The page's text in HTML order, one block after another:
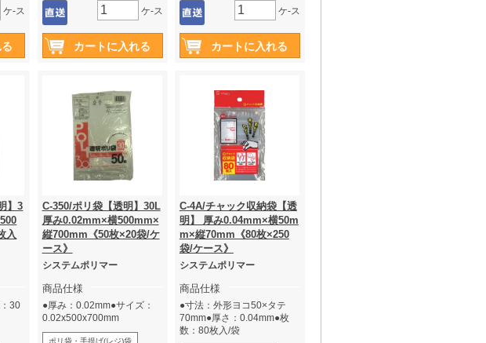
ケ-ス ケ-ス ケ-ス
】3
入
30
C-350/ポリ袋【透明】30L
厚み0.02mm×横500mm×
縦700mm《50枚×20袋/ケ
ース》
システムポリマー
商品仕様
●厚み：0.02mm●サイズ：
0.02x500x700mm
ポリ袋・手提げ(レジ)袋
C-4A/チャック収納袋【透
明】 厚み0.04mm×横50m
m×縦70mm《80枚×250
袋/ケース》
システムポリマー
商品仕様
●寸法：外形ヨコ50×タテ
70mm●厚さ：0.04mm●枚
数：80枚入/袋